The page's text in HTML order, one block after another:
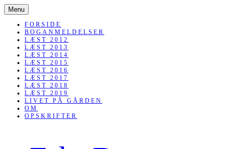
Menu SKIP
TO
CONTENT
FORSIDE
BOGANMELDELSER
LÆST 2012
LÆST 2013
LÆST 2014
LÆST 2015
LÆST 2016
LÆST 2017
LÆST 2018
LÆST 2019
LIVET PÅ GÅRDEN
OM
OPSKRIFTER